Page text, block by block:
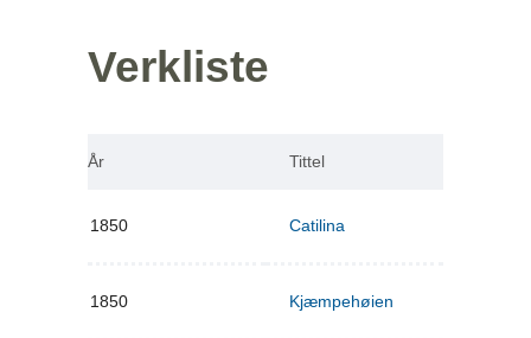
Verkliste
År Tittel
1850 Catilina
1850 Kjæmpehøien